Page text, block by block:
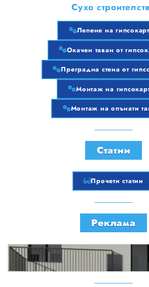
Сухо
Лепене на
Окачен таван от
Преградна стена от
Монтаж на
Монтаж на опънати
Статии
Прочети статии
Реклама